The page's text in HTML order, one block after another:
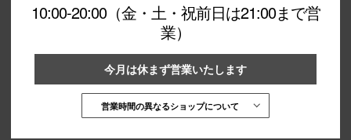
10:00-20:00（金・土・祝前日は21:00まで営
業）
今月は休まず営業いたします
営業時間の異なるショップについて